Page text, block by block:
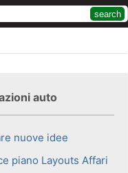
auto
nuove idee
piano Layouts Affari